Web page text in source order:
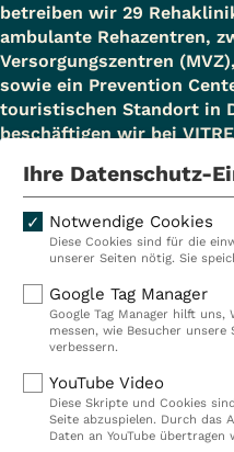
betreiben wir 29
ambulante Rehazentren,
Versorgungszentren
sowie ein Prevention
touristischen Standort in
beschäftigen wir bei
Kliniken
Reha
Prävention
VITREA Deutschland
Ihre Datenschutz-
Notwendige Cookies
Diese Cookies sind für die
unserer Seiten nötig. Sie
Google Tag Manager
Google Tag Manager hilft
messen, wie Besucher
verbessern.
YouTube Video
Diese Skripte und Cookies
Seite abzuspielen. Durch das
Daten an YouTube übertragen